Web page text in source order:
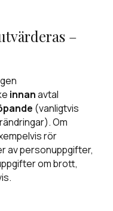
–
innanavtal
(vanligtvis
Om
rör
av personuppgifter,
om brott,